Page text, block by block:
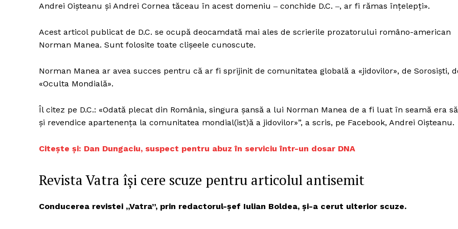
Andrei Oişteanu şi Andrei Cornea tăceau în acest domeniu ‒ conchide D.C. ‒, ar fi rămas înţelepţi».
Acest articol publicat de D.C. se ocupă deocamdată mai ales de scrierile prozatorului româno-american
Norman Manea. Sunt folosite toate clişeele cunoscute.
Norman Manea ar avea succes pentru că ar fi sprijinit de comunitatea globală a «jidovilor», de Sorosişti,
«Oculta Mondială».
Îl citez pe D.C.: «Odată plecat din România, singura şansă a lui Norman Manea de a fi luat în seamă era
şi revendice apartenenţa la comunitatea mondial(ist)ă a jidovilor»”, a scris, pe Facebook, Andrei Oișteanu.
Citește și: Dan Dungaciu, suspect pentru abuz în serviciu într-un dosar DNA
Revista Vatra își cere scuze pentru articolul antisemit
Conducerea revistei „Vatra”, prin redactorul-şef Iulian Boldea, și-a cerut ulterior scuze.